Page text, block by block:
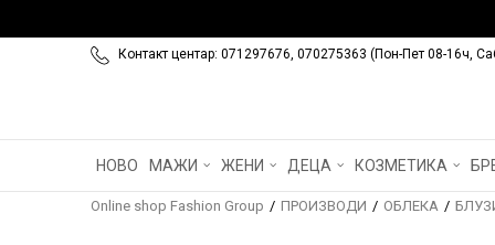
Контакт центар: 071297676, 070275363 (Пон-Пет 08-16ч,
НОВО МАЖИ ЖЕНИ ДЕЦА КОЗМЕТИКА
Online shop Fashion Group ПРОИЗВОДИ ОБЛЕКА